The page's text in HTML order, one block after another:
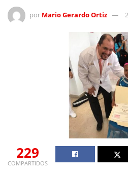
por Mario Gerardo Ortiz
229
COMPARTIDOS